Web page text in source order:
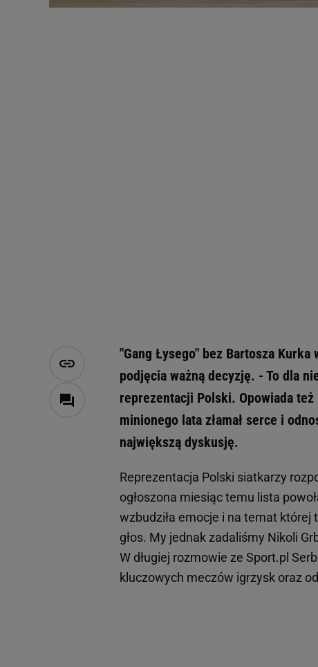
"Gang Łysego" bez Bartosza
podjęcia ważną decyzję. - To dla
reprezentacji Polski. Opowiada
minionego lata złamał serce i
największą dyskusję.
Reprezentacja Polski siatkarzy
ogłoszona miesiąc temu lista
wzbudziła emocje i na temat której
głos. My jednak zadaliśmy Nikoli
W długiej rozmowie ze Sport.pl
kluczowych meczów igrzysk oraz